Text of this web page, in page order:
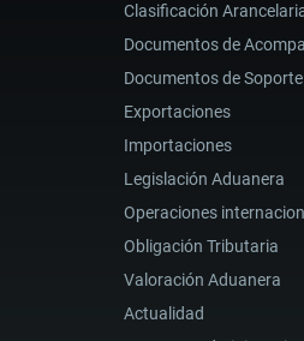
Clasificación
Documentos de
Documentos de Soporte
Exportaciones
Importaciones
Legislación Aduanera
Operaciones
Obligación Tributaria
Valoración Aduanera
Actualidad